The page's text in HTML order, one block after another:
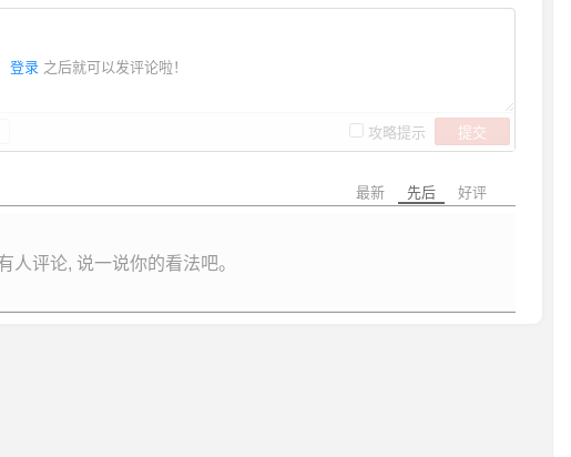
登录 之后就可以发评论啦！
攻略提示 提交
最新 先后 好评
人评论, 说一说你的看法吧。